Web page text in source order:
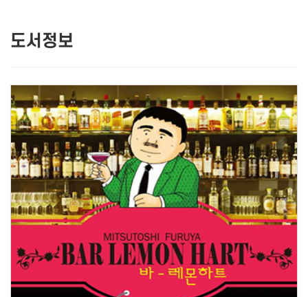
도서정보